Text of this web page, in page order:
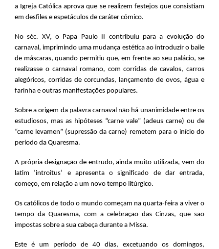
a Igreja Católica aprova que se realizem festejos que consistiam
em desfiles e espetáculos de caráter cómico.
No séc. XV, o Papa Paulo II contribuiu para a evolução do
carnaval, imprimindo uma mudança estética ao introduzir o baile
de máscaras, quando permitiu que, em frente ao seu palácio, se
realizasse o carnaval romano, com corridas de cavalos, carros
alegóricos, corridas de corcundas, lançamento de ovos, água e
farinha e outras manifestações populares.
Sobre a origem da palavra carnaval não há unanimidade entre os
estudiosos, mas as hipóteses “carne vale” (adeus carne) ou de
“carne levamen” (supressão da carne) remetem para o início do
período da Quaresma.
A própria designação de entrudo, ainda muito utilizada, vem do
latim ‘introitus’ e apresenta o significado de dar entrada,
começo, em relação a um novo tempo litúrgico.
Os católicos de todo o mundo começam na quarta-feira a viver o
tempo da Quaresma, com a celebração das Cinzas, que são
impostas sobre a sua cabeça durante a Missa.
Este é um período de 40 dias, excetuando os domingos,